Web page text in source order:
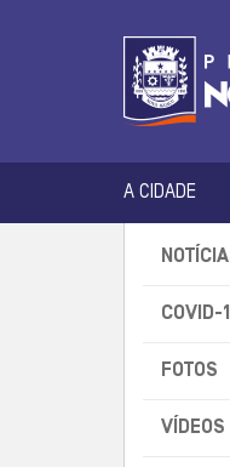
A CIDADE
COVID-
FOTOS
VÍDEOS